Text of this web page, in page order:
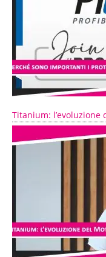
Titanium: l’evoluzione